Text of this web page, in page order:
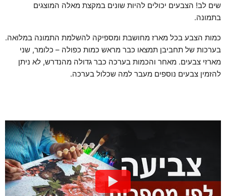
שים לב! הצבעים יכולים להיות שונים במקצת מאלה המוצגים
בתמונה.
כמות הצבע בכל מארז מחושבת ומספיקה להשלמת התמונה במלואה.
בערכות של תחביבן תמצאו כבר מראש כמות כפולה – כלומר, שני
מארזי צבעים. מאחר והכמות בערכה כבר גדולה מהנדרש, לא ניתן
להזמין צבעים נוספים מעבר למה שכלול בערכה.